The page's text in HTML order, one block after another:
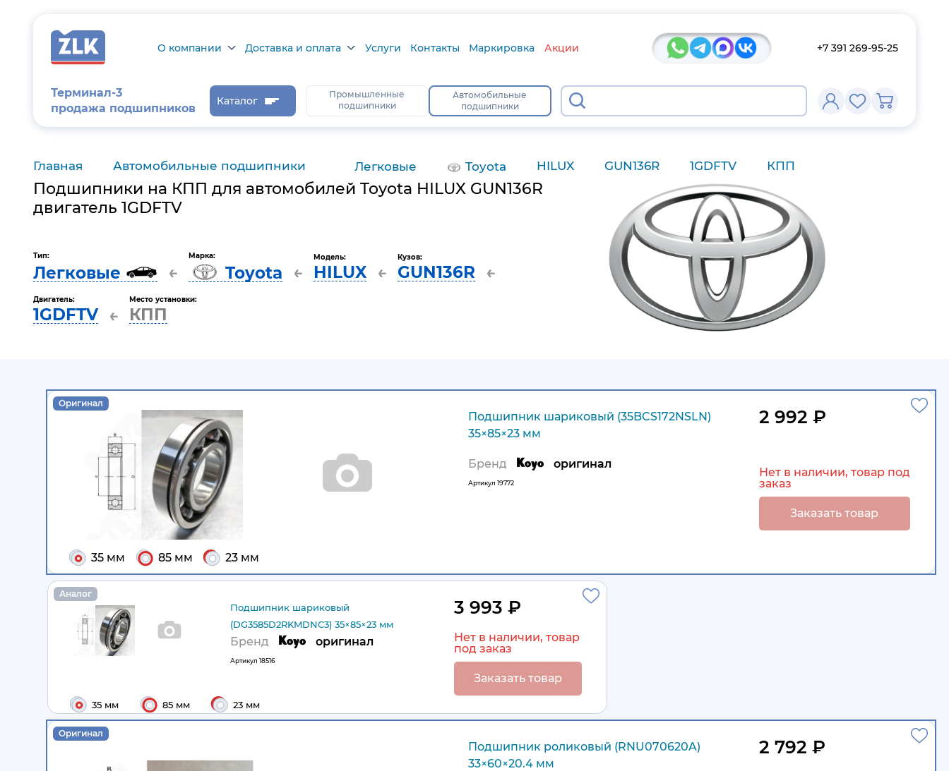
О компании
О компании
Сертификаты на
продукцию
Новости
Контроль и
диагностика
Статьи
Каталог производителя
Доставка и оплата
Доставка и оплата
Возврат товара
Услуги Контакты Маркировка Акции +7 391 269-95-25
Терминал-3
продажа подшипников
Каталог
Промышленные
подшипники
Автомобильные
подшипники
Главная Автомобильные подшипники Легковые Toyota HILUX GUN136R 1GDFTV КПП
Подшипники на КПП для автомобилей Toyota HILUX GUN136R
двигатель 1GDFTV
Тип:
Легковые ←
Марка:
Toyota ←
Модель:
HILUX ←
Кузов:
GUN136R ←
Двигатель:
1GDFTV ←
Место установки:
КПП
Оригинал
Подшипник шариковый (35BCS172NSLN)
35×85×23 мм
Бренд оригинал
Артикул 19772
35 мм 85 мм 23 мм
2 992 ₽
Нет в наличии, товар под
заказ
Заказать товар
Аналог
Подшипник шариковый
(DG3585D2RKMDNC3) 35×85×23 мм
Бренд оригинал
Артикул 18516
35 мм 85 мм 23 мм
3 993 ₽
Нет в наличии, товар
под заказ
Заказать товар
Оригинал
Подшипник роликовый (RNU070620A)
33×60×20.4 мм
2 792 ₽